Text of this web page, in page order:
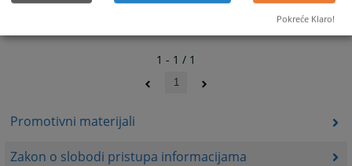
Promotivni materijali
Zakon o slobodi pristupa informacijama
1 - 1 / 1
1
Pokreće Klaro!